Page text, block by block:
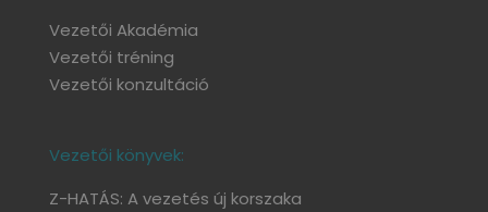
Vezetői Akadémia
Vezetői tréning
Vezetői konzultáció
Vezetői könyvek:
Z-HATÁS: A vezetés új korszaka